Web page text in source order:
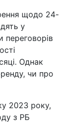
щодо 24-
у
переговорів
Однак
чи про
2023 року,
з РБ